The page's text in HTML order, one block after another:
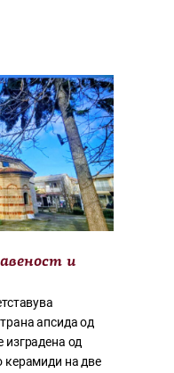
и
апсида од
изградена од
керамиди на две